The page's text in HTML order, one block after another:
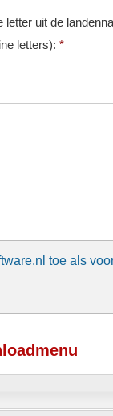
letter uit de
letters): *
toe als